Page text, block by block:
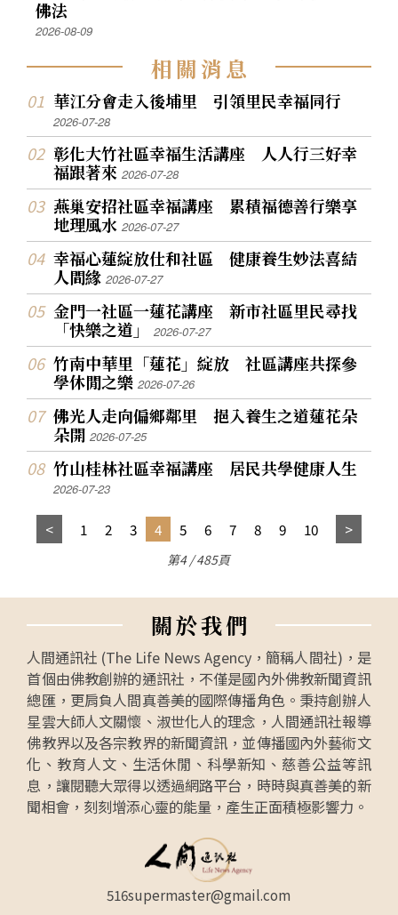
佛法
2026-08-09
相關消息
華江分會走入後埔里 引領里民幸福同行
2026-07-28
彰化大竹社區幸福生活講座 人人行三好幸
福跟著來2026-07-28
燕巢安招社區幸福講座 累積福德善行樂享
地理風水2026-07-27
幸福心蓮綻放仕和社區 健康養生妙法喜結
人間緣2026-07-27
金門一社區一蓮花講座 新市社區里民尋找
「快樂之道」2026-07-27
竹南中華里「蓮花」綻放 社區講座共探參
學休閒之樂2026-07-26
佛光人走向偏鄉鄰里 挹入養生之道蓮花朵
朵開2026-07-25
竹山桂林社區幸福講座 居民共學健康人生
2026-07-23
1 2 3 4 5 6 7 8 9 10
第4 / 485頁
關於我們
人間通訊社 (The Life News Agency，簡稱人間社)，是
首個由佛教創辦的通訊社，不僅是國內外佛教新聞資訊
總匯，更肩負人間真善美的國際傳播角色。秉持創辦人
星雲大師人文關懷、淑世化人的理念，人間通訊社報導
佛教界以及各宗教界的新聞資訊，並傳播國內外藝術文
化、教育人文、生活休閒、科學新知、慈善公益等訊
息，讓閱聽大眾得以透過網路平台，時時與真善美的新
聞相會，刻刻增添心靈的能量，產生正面積極影響力。
516supermaster@gmail.com